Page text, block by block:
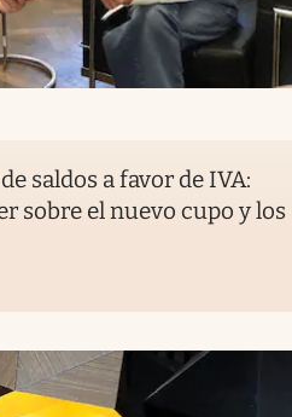
saldos a favor de IVA:
sobre el nuevo cupo y los